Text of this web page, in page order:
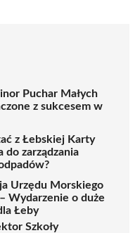
Puchar Małych
z sukcesem w
z Łebskiej Karty
do zarządzania
Urzędu Morskiego
Wydarzenie o duże
Łeby
Szkoły